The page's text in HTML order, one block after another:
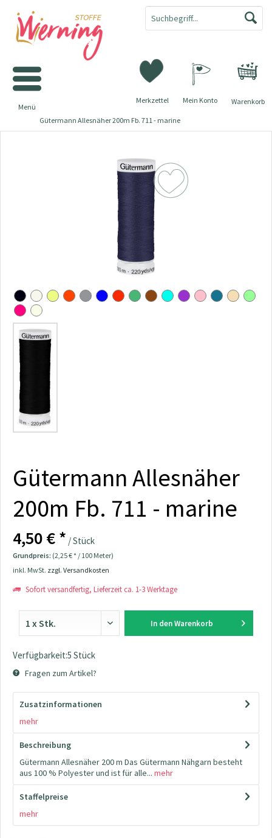
Warenkorb
Merkzettel Mein Konto
Menü
Gütermann Allesnäher 200m Fb. 711 - marine
Gütermann Allesnäher
200m Fb. 711 - marine
4,50 € * / Stück
Grundpreis: (2,25 € * / 100 Meter)
inkl. MwSt. zzgl. Versandkosten
Sofort versandfertig, Lieferzeit ca. 1-3 Werktage
In den Warenkorb
Verfügbarkeit:5 Stück
Fragen zum Artikel?
Zusatzinformationen
mehr
Beschreibung
Gütermann Allesnäher 200 m Das Gütermann Nähgarn besteht
aus 100 % Polyester und ist für alle... mehr
Staffelpreise
mehr